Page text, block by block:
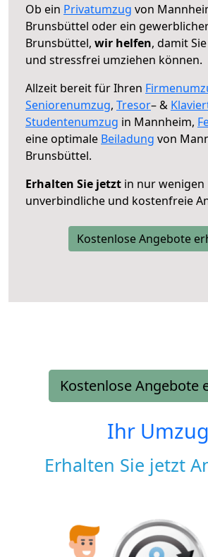
Ob ein Privatumzug von
Brunsbüttel oder ein
Brunsbüttel, wir helfen, damit
und stressfrei umziehen können.
Allzeit bereit für Ihren
Seniorenumzug, Tresor– &
Studentenumzug in Mannheim,
eine optimale Beiladung von
Brunsbüttel.
Erhalten Sie jetzt in nur
unverbindliche und kostenfreie
Kostenlose Angebote
Kostenlose Angebote
Ihr Umzug
Erhalten Sie jetzt